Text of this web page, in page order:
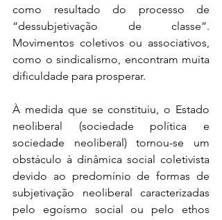
como resultado do processo de
“dessubjetivação de classe”.
Movimentos coletivos ou associativos,
como o sindicalismo, encontram muita
dificuldade para prosperar.
À medida que se constituiu, o Estado
neoliberal (sociedade política e
sociedade neoliberal) tornou-se um
obstáculo à dinâmica social coletivista
devido ao predomínio de formas de
subjetivação neoliberal caracterizadas
pelo egoísmo social ou pelo ethos